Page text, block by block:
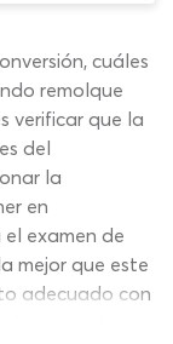
cuáles
remolque
verificar que la
del
la
en
examen de
mejor que este
adecuado con
en cada